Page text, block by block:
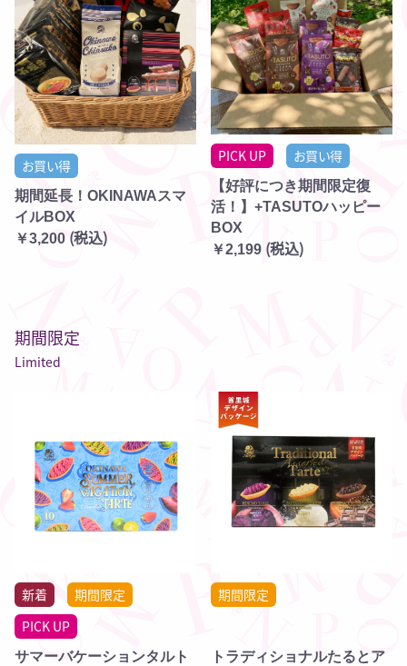
お買い得
期間延長！OKINAWAスマ
イルBOX
￥3,200 (税込)
PICK UP お買い得
【好評につき期間限定復
活！】+TASUTOハッピー
BOX
￥2,199 (税込)
期間限定
Limited
新着
期間限定
PICK UP
サマーバケーションタルト
期間限定
トラディショナルたるとア